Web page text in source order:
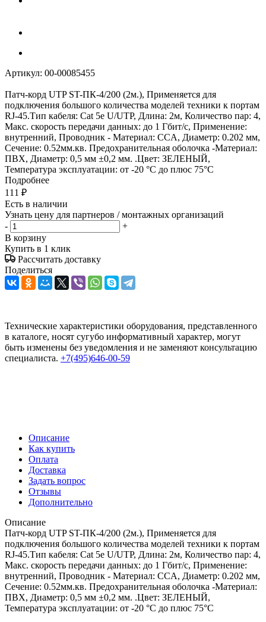
Артикул: 00-00085455
Патч-корд UTP ST-ПК-4/200 (2м.), Применяется для
подключения большого количества моделей техники к портам
RJ-45.Тип кабеля: Cat 5e U/UTP, Длина: 2м, Количество пар: 4,
Макс. скорость передачи данных: до 1 Гбит/с, Применение:
внутренний, Проводник - Материал: CCA, Диаметр: 0.202 мм,
Сечение: 0.52мм.кв. Предохранительная оболочка -Материал:
ПВХ, Диаметр: 0,5 мм ±0,2 мм. .Цвет: ЗЕЛЕНЫЙ,
Температура эксплуатации: от -20 °C до плюс 75°C
Подробнее
111 ₽
Есть в наличии
Узнать цену для партнеров / монтажных организаций
-
+
В корзину
Купить в 1 клик
Рассчитать доставку
Поделиться
Технические характеристики оборудования, представленного
в каталоге, носят сугубо информативный характер, могут
быть изменены без уведомления и не заменяют консультацию
специалиста. +7(495)646-00-59
Описание
Как купить
Оплата
Доставка
Задать вопрос
Отзывы
Дополнительно
Описание
Патч-корд UTP ST-ПК-4/200 (2м.), Применяется для
подключения большого количества моделей техники к портам
RJ-45.Тип кабеля: Cat 5e U/UTP, Длина: 2м, Количество пар: 4,
Макс. скорость передачи данных: до 1 Гбит/с, Применение:
внутренний, Проводник - Материал: CCA, Диаметр: 0.202 мм,
Сечение: 0.52мм.кв. Предохранительная оболочка -Материал:
ПВХ, Диаметр: 0,5 мм ±0,2 мм. .Цвет: ЗЕЛЕНЫЙ,
Температура эксплуатации: от -20 °C до плюс 75°C